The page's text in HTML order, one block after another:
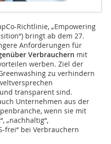
Richtlinie, „Empowering
bringt ab dem 27.
Anforderungen für
Verbrauchern mit
werben. Ziel der
zu verhindern
transparent sind.
Unternehmen aus der
wenn sie mit
„nachhaltig“,
frei“ bei Verbrauchern